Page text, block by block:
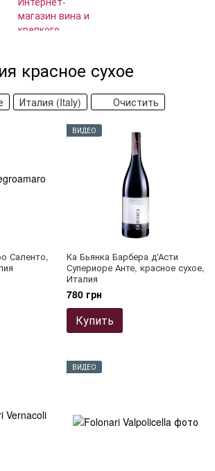
красное сухое
Италия (Italy) Очистить
Саленто,
ВИДЕО
Ка Бьянка Барбера д'Асти
Супериоре Анте, красное сухое,
Италия
780 грн
Купить
ВИДЕО